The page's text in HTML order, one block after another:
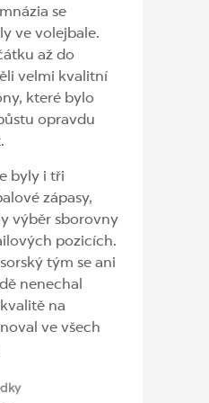
se
ve volejbale.
až do
velmi kvalitní
které bylo
opravdu
byly i tři
zápasy,
výběr sborovny
pozicích.
tým se ani
nenechal
na
ve všech